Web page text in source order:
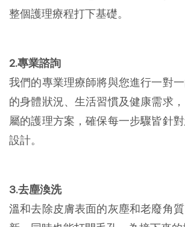
整個護理療程打下基礎。
2.專業諮詢
我們的專業理療師將與您進行一對
的身體狀況、生活習慣及健康需求
屬的護理方案，確保每一步驟皆針
設計。
3.去塵渙洗
溫和去除皮膚表面的灰塵和老廢角